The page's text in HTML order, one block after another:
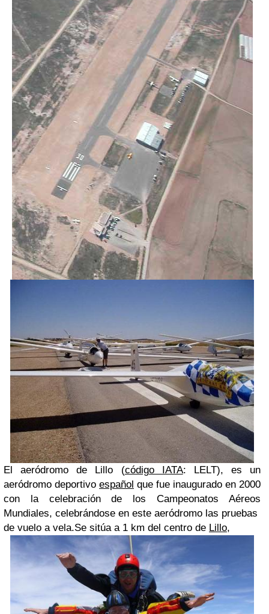
El aeródromo de Lillo (código IATA: LELT), es un
aeródromo deportivo español que fue inaugurado en 2000
con la celebración de los Campeonatos Aéreos
Mundiales, celebrándose en este aeródromo las pruebas
de vuelo a vela.Se sitúa a 1 km del centro de Lillo,